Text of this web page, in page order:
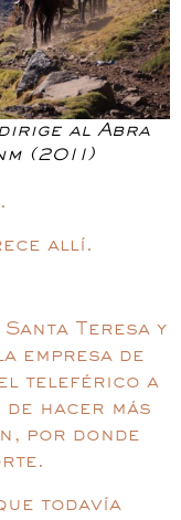
dirige al Abra
(2011)
allí.
Teresa y
empresa de
teleférico a
hacer más
por donde
todavía